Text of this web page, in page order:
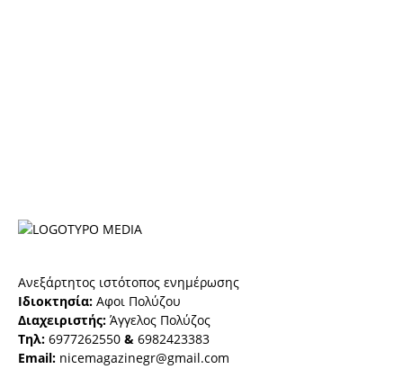
Ανεξάρτητος ιστότοπος ενημέρωσης
Ιδιοκτησία: Αφοι Πολύζου
Διαχειριστής: Άγγελος Πολύζος
Τηλ: 6977262550 & 6982423383
Email: nicemagazinegr@gmail.com